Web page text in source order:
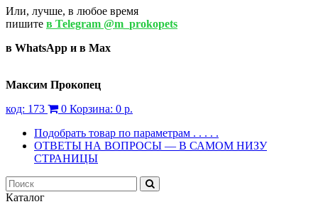
Или, лучше, в любое время
пишите в Telegram @m_prokopets
в WhatsApp и в Max
Максим Прокопец
код: 173 0 Корзина: 0 р.
Подобрать товар по параметрам . . . . .
ОТВЕТЫ НА ВОПРОСЫ — В САМОМ НИЗУ
СТРАНИЦЫ
Каталог